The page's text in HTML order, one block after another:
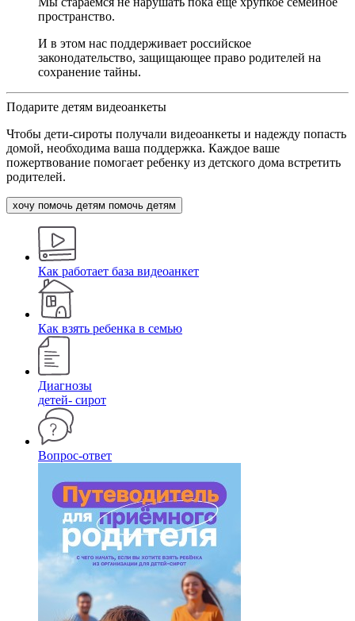
пространство.
И в этом нас поддерживает российское
законодательство, защищающее право родителей на
сохранение тайны.
Подарите детям видеоанкеты
Чтобы дети-сироты получали видеоанкеты и надежду попасть
домой, необходима ваша поддержка. Каждое ваше
пожертвование помогает ребенку из детского дома встретить
родителей.
хочу помочь детям помочь детям
Как работает база видеоанкет
Как взять ребенка в семью
Диагнозы
детей- сирот
Вопрос-ответ